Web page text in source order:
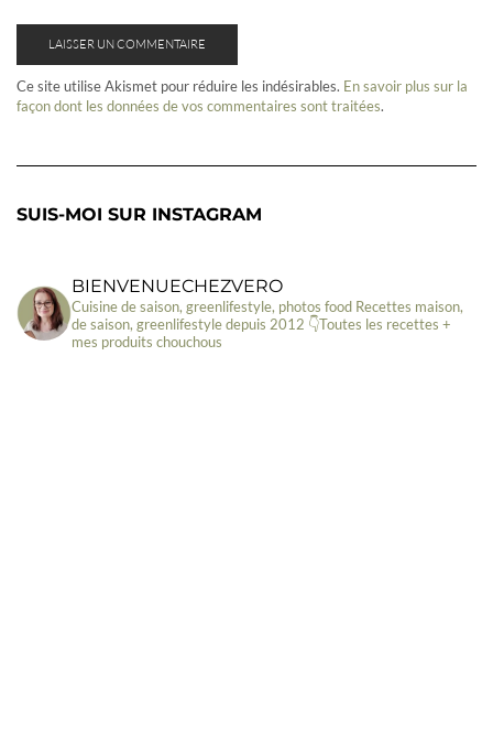
Ce site utilise Akismet pour réduire les indésirables. En savoir plus sur la
façon dont les données de vos commentaires sont traitées.
SUIS-MOI SUR INSTAGRAM
BIENVENUECHEZVERO
Cuisine de saison, greenlifestyle, photos food Recettes maison,
de saison, greenlifestyle depuis 2012 👇Toutes les recettes +
mes produits chouchous